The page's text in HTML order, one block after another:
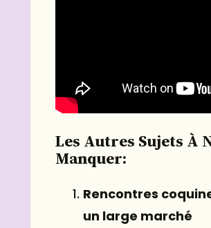
Les Autres Sujets À
Manquer:
Rencontres
un large marché